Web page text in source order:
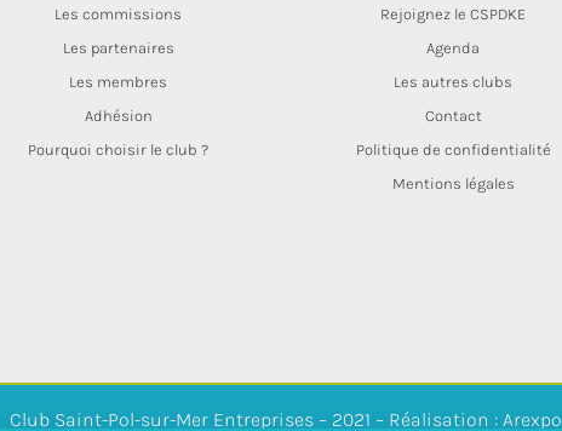
Les commissions
Les partenaires
Les membres
Adhésion
Pourquoi choisir le club ?
Rejoignez le CSPDKE
Agenda
Les autres clubs
Contact
Politique de confidentialité
Mentions légales
Club Saint-Pol-sur-Mer Entreprises – 2021 – Réalisation : Arexpo